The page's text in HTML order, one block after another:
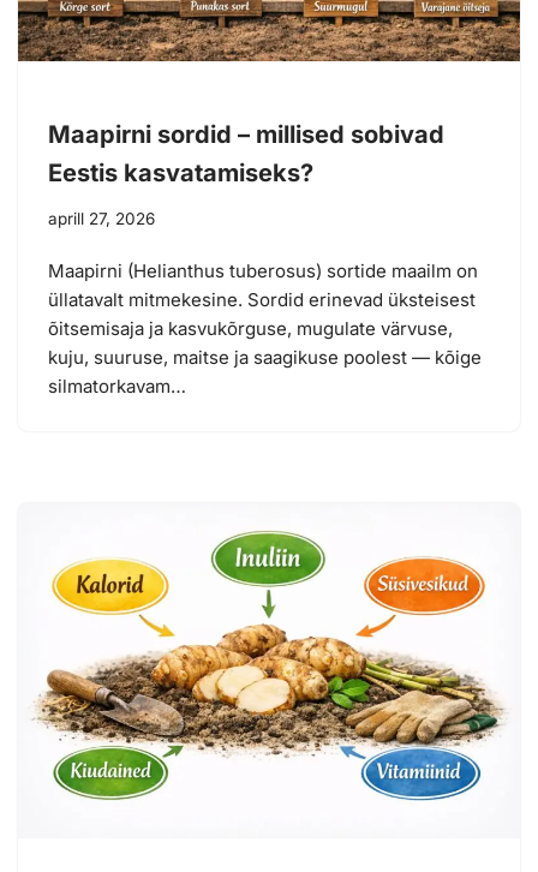
Maapirni sordid – millised sobivad
Eestis kasvatamiseks?
aprill 27, 2026
Maapirni (Helianthus tuberosus) sortide maailm on
üllatavalt mitmekesine. Sordid erinevad üksteisest
õitsemisaja ja kasvukõrguse, mugulate värvuse,
kuju, suuruse, maitse ja saagikuse poolest — kõige
silmatorkavam…